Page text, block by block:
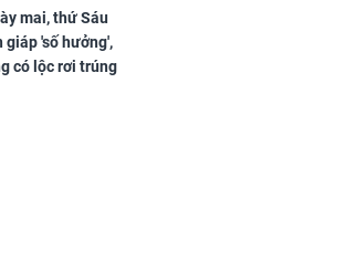
nhà, trúng số
mai, thứ Sáu
giáp 'số hưởng',
có lộc rơi trúng